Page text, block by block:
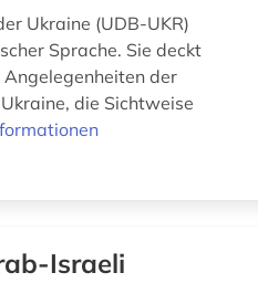
Ukraine (UDB-UKR)
Sprache. Sie deckt
der
die Sichtweise
Israeli